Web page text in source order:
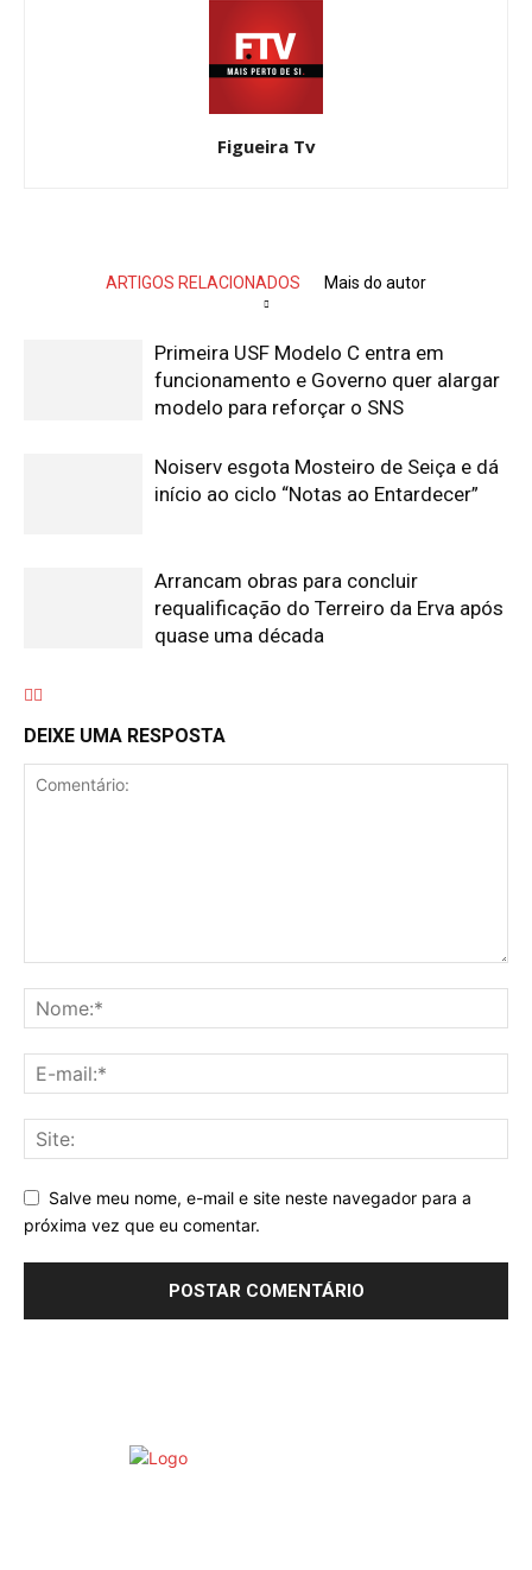
Figueira Tv
ARTIGOS RELACIONADOS Mais do autor
Primeira USF Modelo C entra em
funcionamento e Governo quer alargar
modelo para reforçar o SNS
Noiserv esgota Mosteiro de Seiça e dá
início ao ciclo “Notas ao Entardecer”
Arrancam obras para concluir
requalificação do Terreiro da Erva após
quase uma década
DEIXE UMA RESPOSTA
Salve meu nome, e-mail e site neste navegador para a
próxima vez que eu comentar.